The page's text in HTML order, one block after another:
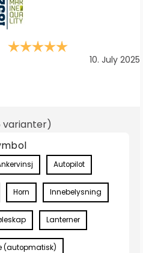
Dato:
10. July 2025
varianter)
Autopilot
Horn Innebelysning
Lanterner
(autopmatisk)